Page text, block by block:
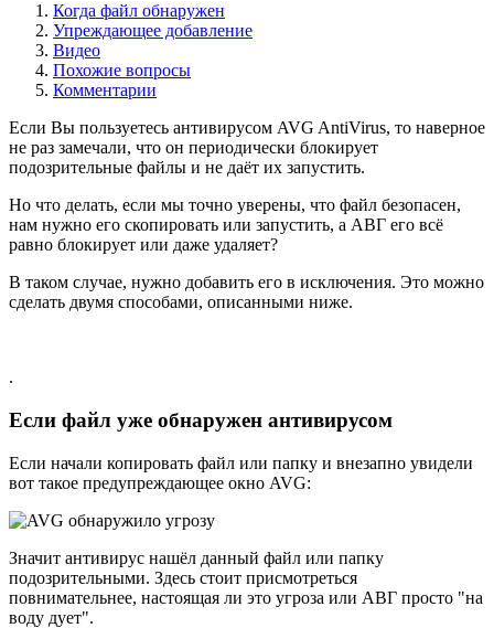
Когда файл обнаружен
Упреждающее добавление
Видео
Похожие вопросы
Комментарии
Если Вы пользуетесь антивирусом AVG AntiVirus, то наверное
не раз замечали, что он периодически блокирует
подозрительные файлы и не даёт их запустить.
Но что делать, если мы точно уверены, что файл безопасен,
нам нужно его скопировать или запустить, а АВГ его всё
равно блокирует или даже удаляет?
В таком случае, нужно добавить его в исключения. Это можно
сделать двумя способами, описанными ниже.
.
Если файл уже обнаружен антивирусом
Если начали копировать файл или папку и внезапно увидели
вот такое предупреждающее окно AVG:
Значит антивирус нашёл данный файл или папку
подозрительными. Здесь стоит присмотреться
повнимательнее, настоящая ли это угроза или АВГ просто "на
воду дует".